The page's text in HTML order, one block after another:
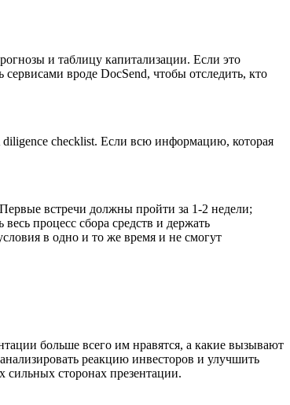
и таблицу капитализации. Если это
вроде DocSend, чтобы отследить, кто
diligence checklist. Если всю информацию, которая
встречи должны пройти за 1-2 недели;
процесс сбора средств и держать
в одно и то же время и не смогут
больше всего им нравятся, а какие вызывают
реакцию инвесторов и улучшить
сильных сторонах презентации.